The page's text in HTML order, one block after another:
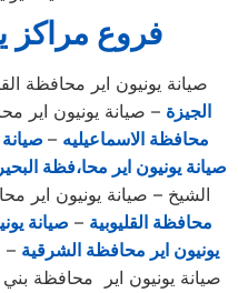
فروع مراكز
صيانة يونيون اير محافظة
الجيزة – صيانة يونيون اير
محافظة الاسماعيليه –
صيانة يونيون اير محا،فظة
الشيخ – صيانة يونيون اير
محافظة القليوبية – صيانة
يونيون اير محافظة الشرقية –
صيانة يونيون اير محافظة